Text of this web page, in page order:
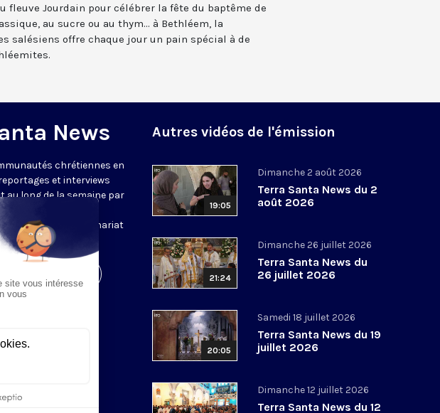
fleuve Jourdain pour célébrer la fête du baptême de
au sucre ou au thym... à Bethléem, la
salésiens offre chaque jour un pain spécial à de
News
chrétiennes en
et interviews
au long de la semaine par
de la Custodie
Sainte. En partenariat
Media Center.
Autres vidéos de l'émission
19:05
Dimanche 2 août 2026
Terra Santa News du 2
août 2026
21:24
Dimanche 26 juillet 2026
Terra Santa News du
26 juillet 2026
20:05
Samedi 18 juillet 2026
Terra Santa News du 19
juillet 2026
Dimanche 12 juillet 2026
Terra Santa News du 12